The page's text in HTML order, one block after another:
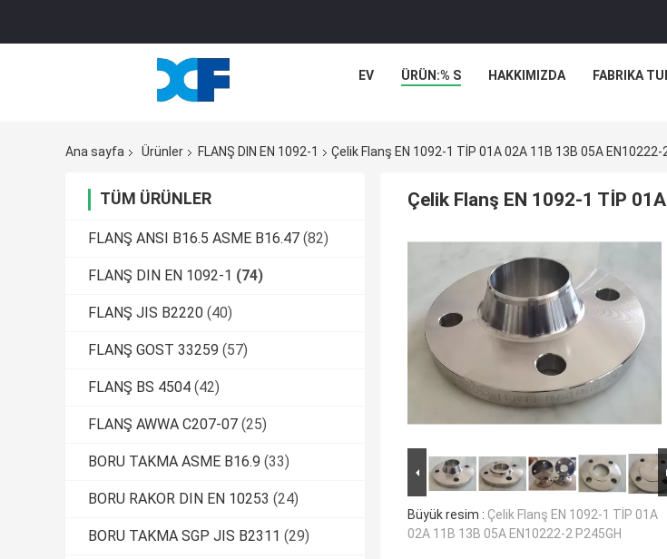
EV ÜRÜN:% S HAKKIMIZDA FABRIKA
Ana sayfa Ürünler FLANŞ DIN EN 1092-1 Çelik Flanş EN 1092-1 TİP 01A 02A 11B 13B 05A EN10222-
TÜM ÜRÜNLER
FLANŞ ANSI B16.5 ASME B16.47 (82)
FLANŞ DIN EN 1092-1 (74)
FLANŞ JIS B2220 (40)
FLANŞ GOST 33259 (57)
FLANŞ BS 4504 (42)
FLANŞ AWWA C207-07 (25)
BORU TAKMA ASME B16.9 (33)
BORU RAKOR DIN EN 10253 (24)
BORU TAKMA SGP JIS B2311 (29)
Çelik Flanş EN 1092-1 TİP
Büyük resim : Çelik Flanş EN 1092-1 TİP 01A
02A 11B 13B 05A EN10222-2 P245GH